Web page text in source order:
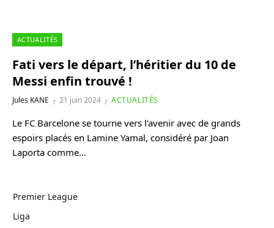
ACTUALITÉS
Fati vers le départ, l’héritier du 10 de
Messi enfin trouvé !
Jules KANE 21 juin 2024 ACTUALITÉS
Le FC Barcelone se tourne vers l’avenir avec de grands
espoirs placés en Lamine Yamal, considéré par Joan
Laporta comme…
Premier League
Liga